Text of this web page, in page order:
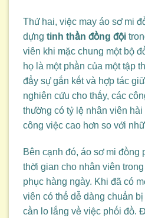
Thứ hai, việc may áo sơ mi
dựng tinh thần đồng đội
viên khi mặc chung một bộ
họ là một phần của một tập
đẩy sự gắn kết và hợp tác
nghiên cứu cho thấy, các
thường có tỷ lệ nhân viên
công việc cao hơn so với
Bên cạnh đó, áo sơ mi đồng
thời gian cho nhân viên
phục hàng ngày. Khi đã có
viên có thể dễ dàng chuẩn
cần lo lắng về việc phối đồ.